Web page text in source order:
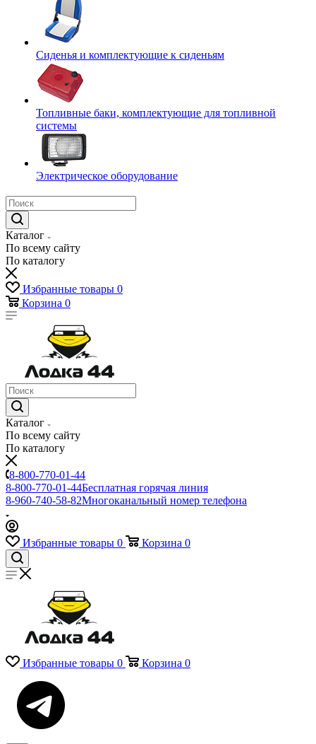
Сиденья и комплектующие к сиденьям
Топливные баки, комплектующие для топливной
системы
Электрическое оборудование
Каталог
По всему сайту
По каталогу
Избранные товары 0
Корзина 0
Каталог
По всему сайту
По каталогу
8-800-770-01-44
8-800-770-01-44Бесплатная горячая линия
8-960-740-58-82Многоканальный номер телефона
Избранные товары 0 Корзина 0
Избранные товары 0 Корзина 0